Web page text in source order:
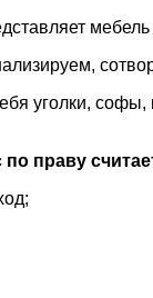
уголки,
по праву